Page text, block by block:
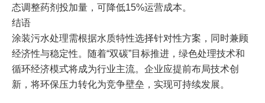
态调整药剂投加量，可降低15%运营成本。
​结语
涂装污水处理需根据水质特性选择针对性方案，同时兼顾
经济性与稳定性。随着“双碳”目标推进，绿色处理技术和
循环经济模式将成为行业主流。企业应提前布局技术创
新，将环保压力转化为竞争壁垒，实现可持续发展。